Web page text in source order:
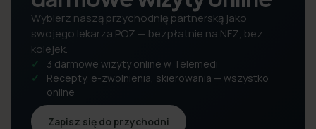
Wybierz naszą przychodnię partnerską jako
swojego lekarza POZ — bezpłatnie na NFZ, bez
kolejek.
3 darmowe wizyty online w Telemedi
Recepty, e-zwolnienia, skierowania — wszystko
online
Zapisz się do przychodni